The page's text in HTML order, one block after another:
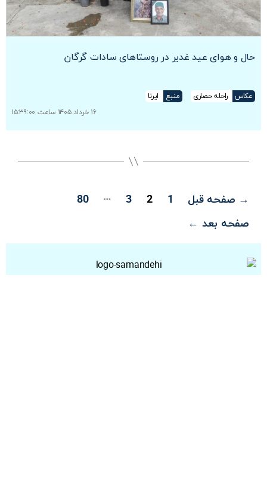
حال و هوای عید غدیر در روستاهای سادات گرگان
عکاس راحله حصاری منبع
ایرنا
۱۶ خرداد ۱۴۰۵ ساعت ۱۵:۳۹:۰۰
صفحه‌بندی
نوشته‌ها
→ صفحه قبل 1
2
3
…
80
صفحه بعد ←